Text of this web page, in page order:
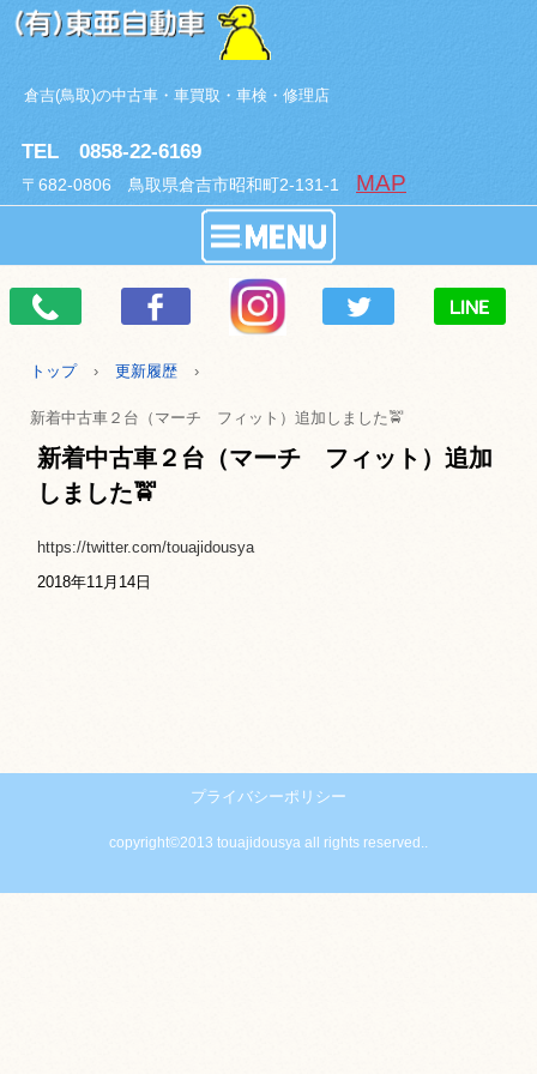
倉吉(鳥取)の中古車・車買取・車検・修理店
TEL 0858-22-6169
〒682-0806 鳥取県倉吉市昭和町2-131-1 MAP
トップ › 更新履歴 ›
新着中古車２台（マーチ フィット）追加しました🚖
新着中古車２台（マーチ フィット）追加
しました🚖
https://twitter.com/touajidousya
2018年11月14日
プライバシーポリシー
copyright©2013 touajidousya all rights reserved..